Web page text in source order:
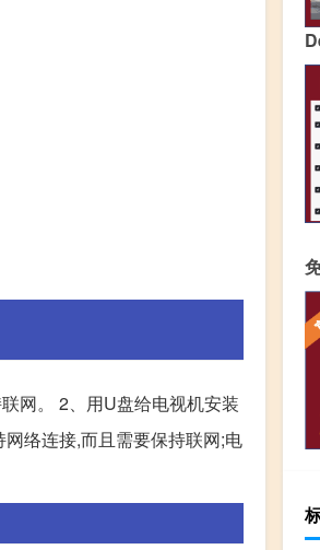
网。 2、用U盘给电视机安装
络连接,而且需要保持联网;电